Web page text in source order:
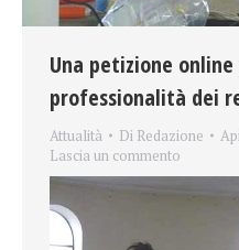
Una petizione
professionalità dei
Attualità Di Redazione
Lascia un commento